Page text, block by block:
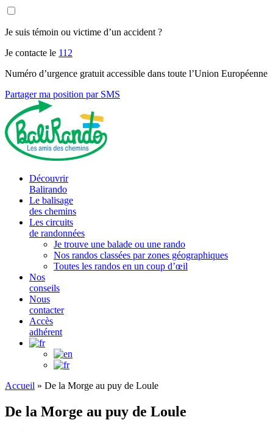
Je suis témoin ou victime d’un accident ?
Je contacte le 112
Numéro d’urgence gratuit accessible dans toute l’Union Européenne
Partager ma position par SMS
Découvrir
Balirando
Le balisage
des chemins
Les circuits
de randonnées
Je trouve une balade ou une rando
Nos randos classées par zones géographiques
Toutes les randos en un coup d’œil
Nos
conseils
Nous
contacter
Accès
adhérent
Accueil » De la Morge au puy de Loule
De la Morge au puy de Loule